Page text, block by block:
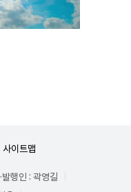
사이트맵
발행인 : 곽영길